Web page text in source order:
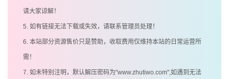
请大家谅解！
5. 如有链接无法下载或失效，请联系管理员处理！
6. 本站部分资源售价只是赞助，收取费用仅维持本站的日常运营所
需！
7. 如未特别注明，默认解压密码为"www.zhutiwo.com",如遇到无法